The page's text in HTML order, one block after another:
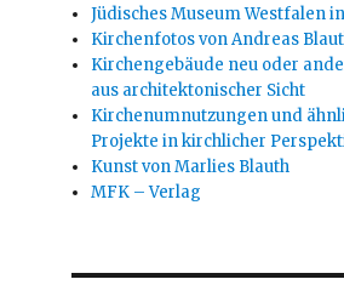
Jüdisches Museum Westfalen
Kirchenfotos von Andreas
Kirchengebäude neu oder
aus architektonischer Sicht
Kirchenumnutzungen und
Projekte in kirchlicher
Kunst von Marlies Blauth
MFK – Verlag